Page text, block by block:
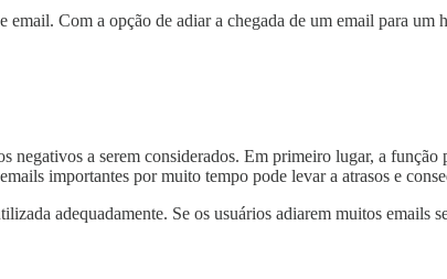
Com a opção de adiar a chegada de um email para um
a serem considerados. Em primeiro lugar, a função
importantes por muito tempo pode levar a atrasos e
adequadamente. Se os usuários adiarem muitos emails